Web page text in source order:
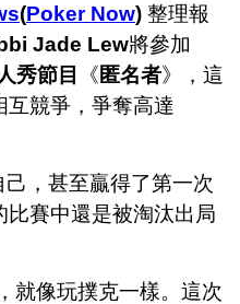
(Poker Now) 整理報
Jade Lew將參加
秀節目 《匿名者》，這
互競爭，爭奪高達
，甚至贏得了第一次
賽中還是被淘汰出局
就像玩撲克一樣。這次